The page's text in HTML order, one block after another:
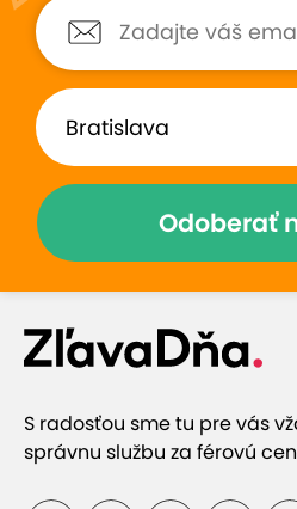
Prečo si vybrať túto
Let lietadlami typu
lietadlo)
Skvelý tip na darček
Odoberať
S radosťou sme tu pre vás
správnu službu za férovú